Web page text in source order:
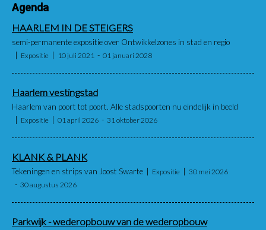
Agenda
HAARLEM IN DE STEIGERS
semi-permanente expositie over Ontwikkelzones in stad en regio
Expositie 10 juli 2021 01 januari 2028
Haarlem vestingstad
Haarlem van poort tot poort. Alle stadspoorten nu eindelijk in beeld
Expositie 01 april 2026 31 oktober 2026
KLANK & PLANK
Tekeningen en strips van Joost Swarte Expositie
30 mei 2026
30 augustus 2026
Parkwijk - wederopbouw van de wederopbouw